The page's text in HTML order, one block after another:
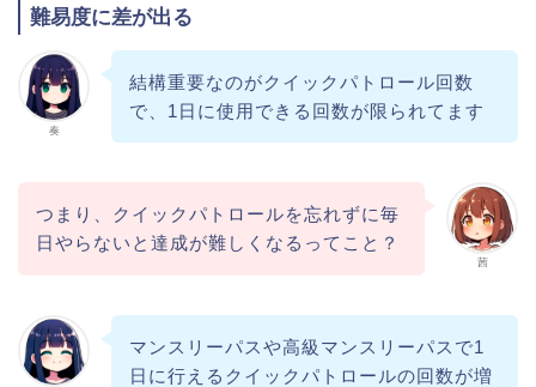
難易度に差が出る
奏
結構重要なのがクイックパトロール回数
で、1日に使用できる回数が限られてます
茜
つまり、クイックパトロールを忘れずに毎
日やらないと達成が難しくなるってこと？
マンスリーパスや高級マンスリーパスで1
日に行えるクイックパトロールの回数が増